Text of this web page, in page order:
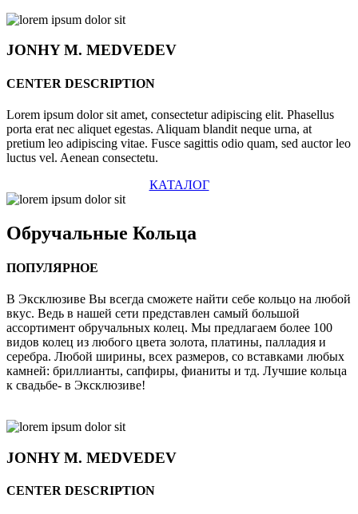
JONHYM. MEDVEDEV
CENTER DESCRIPTION
Lorem ipsum dolor sit amet, consectetur adipiscing elit. Phasellus
porta erat nec aliquet egestas. Aliquam blandit neque urna, at
pretium leo adipiscing vitae. Fusce sagittis odio quam, sed auctor leo
luctus vel. Aenean consectetu.
КАТАЛОГ
Обручальные Кольца
ПОПУЛЯРНОЕ
В Эксклюзиве Вы всегда сможете найти себе кольцо на любой
вкус. Ведь в нашей сети представлен самый большой
ассортимент обручальных колец. Мы предлагаем более 100
видов колец из любого цвета золота, платины, палладия и
серебра. Любой ширины, всех размеров, со вставками любых
камней: бриллианты, сапфиры, фианиты и тд. Лучшие кольца
к свадьбе- в Эксклюзиве!
JONHYM. MEDVEDEV
CENTER DESCRIPTION